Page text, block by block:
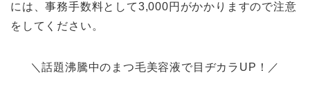
には、事務手数料として3,000円がかかりますので注意
をしてください。
＼話題沸騰中のまつ毛美容液で目ヂカラUP！／